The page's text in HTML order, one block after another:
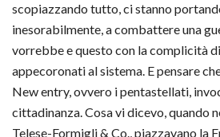
scopiazzando tutto, ci stanno
inesorabilmente, a combattere una
vorrebbe e questo con la complicità
appecoronati al sistema. E pensare
New entry, ovvero i pentastellati,
cittadinanza. Cosa vi dicevo, quando
Telese-Formigli & Co., piazzavano la